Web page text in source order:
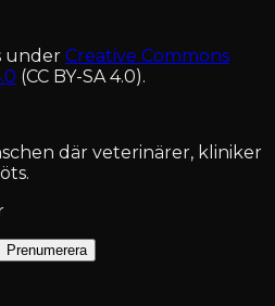
under Creative Commons
(CC BY-SA 4.0).
där veterinärer, kliniker
Prenumerera